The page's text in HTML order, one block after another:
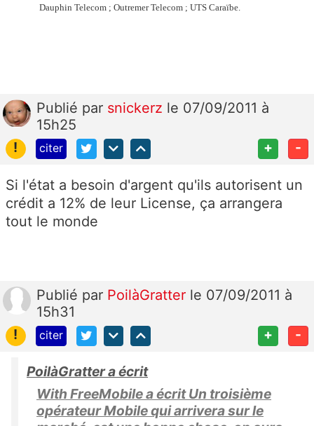
Dauphin Telecom ; Outremer Telecom ; UTS Caraïbe.
Publié par snickerz le 07/09/2011 à
15h25
!
citer + -
Si l'état a besoin d'argent qu'ils autorisent un
crédit a 12% de leur License, ça arrangera
tout le monde
Publié par PoilàGratter le 07/09/2011 à
15h31
!
citer + -
PoilàGratter a écrit
With FreeMobile a écrit Un troisième
opérateur Mobile qui arrivera sur le